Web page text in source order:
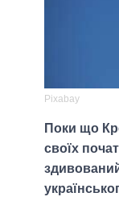
Pixabay
Поки що
своїх